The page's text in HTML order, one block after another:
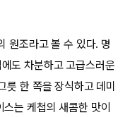
원조라고 볼 수 있다. 명
도 차분하고 고급스러운
한 쪽을 장식하고 데미
는 케첩의 새콤한 맛이